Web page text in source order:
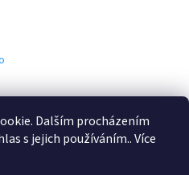
Dalším procházením
s jejich používáním.. Více
Instagram